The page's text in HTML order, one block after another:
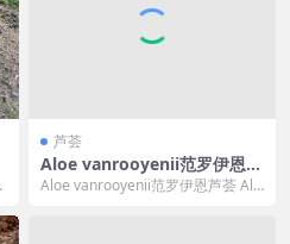
芦荟
Aloe vanrooyenii范罗伊恩芦
荟
Aloe vanrooyenii范罗伊恩芦荟 Alo